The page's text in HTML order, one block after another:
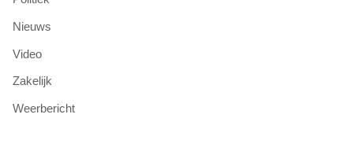
Nieuws
Video
Zakelijk
Weerbericht